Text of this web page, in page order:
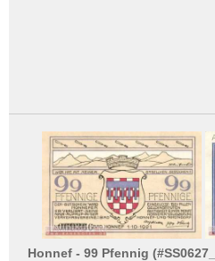
Honnef - 99 Pfennig